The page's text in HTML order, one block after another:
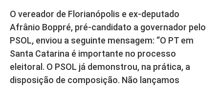
O vereador de Florianópolis e ex-deputado
Afrânio Boppré, pré-candidato a governador pelo
PSOL, enviou a seguinte mensagem: “O PT em
Santa Catarina é importante no processo
eleitoral. O PSOL já demonstrou, na prática, a
disposição de composição. Não lançamos